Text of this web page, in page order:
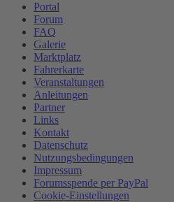
Portal
Forum
FAQ
Galerie
Marktplatz
Fahrerkarte
Veranstaltungen
Anleitungen
Partner
Links
Kontakt
Datenschutz
Nutzungsbedingungen
Impressum
Forumsspende per PayPal
Cookie-Einstellungen